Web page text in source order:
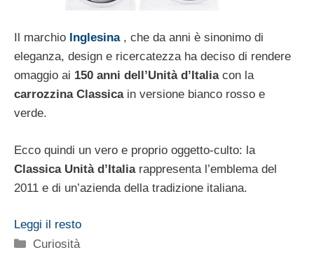
Il marchio Inglesina, che da anni è sinonimo di
eleganza, design e ricercatezza ha deciso di rendere
omaggio ai 150 anni dell’Unità d’Italiacon la
carrozzina Classicain versione bianco rosso e
verde.
Ecco quindi un vero e proprio oggetto-culto: la
Classica Unità d’Italiarappresenta l’emblema del
2011 e di un’azienda della tradizione italiana.
Leggi il resto
Categorie
Curiosità